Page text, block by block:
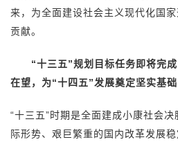
来，为全面建设社会主义现代化国
贡献。
“十三五”规划目标任务即将完成
在望，为“十四五”发展奠定坚实基础
“十三五”时期是全面建成小康社会
际形势、艰巨繁重的国内改革发展